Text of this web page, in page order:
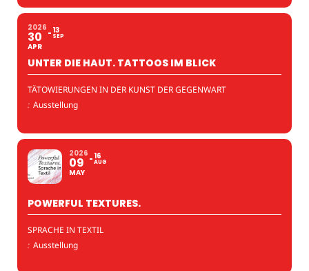
2026
30
APR
13
SEP
UNTER DIE HAUT. TATTOOS IM BLICK
TÄTOWIERUNGEN IN DER KUNST DER GEGENWART
: Ausstellung
2026
09
MAY
16
AUG
POWERFUL TEXTURES.
SPRACHE IN TEXTIL
: Ausstellung